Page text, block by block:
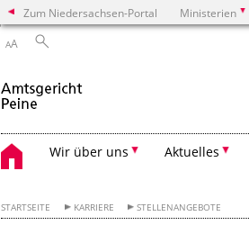
Zum Niedersachsen-Portal Ministerien
AA
Wir über uns Aktuelles
STARTSEITE KARRIERE STELLENANGEBOTE